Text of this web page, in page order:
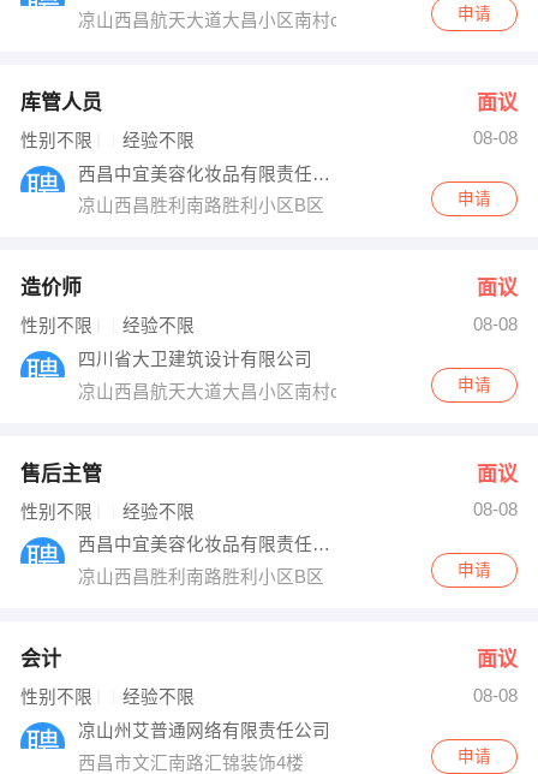
凉山西昌航天大道大昌小区南村c幢4单元2楼
申请
库管人员 面议
性别不限 经验不限
08-08
西昌中宜美容化妆品有限责任公司
凉山西昌胜利南路胜利小区B区
申请
造价师 面议
性别不限 经验不限
08-08
四川省大卫建筑设计有限公司
凉山西昌航天大道大昌小区南村c幢4单元2楼
申请
售后主管 面议
性别不限 经验不限
08-08
西昌中宜美容化妆品有限责任公司
凉山西昌胜利南路胜利小区B区
申请
会计 面议
性别不限 经验不限
08-08
凉山州艾普通网络有限责任公司
西昌市文汇南路汇锦装饰4楼
申请